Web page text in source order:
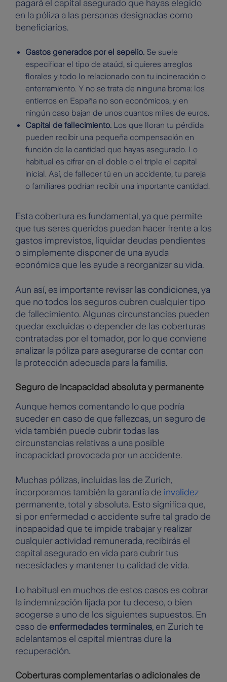
pagará el capital asegurado que hayas elegido
en la póliza a las personas designadas como
beneficiarios.
Gastos generados por el sepelio. Se suele
especificar el tipo de ataúd, si quieres arreglos
florales y todo lo relacionado con tu incineración o
enterramiento. Y no se trata de ninguna broma: los
entierros en España no son económicos, y en
ningún caso bajan de unos cuantos miles de euros.
Capital de fallecimiento. Los que lloran tu pérdida
pueden recibir una pequeña compensación en
función de la cantidad que hayas asegurado. Lo
habitual es cifrar en el doble o el triple el capital
inicial. Así, de fallecer tú en un accidente, tu pareja
o familiares podrían recibir una importante cantidad.
Esta cobertura es fundamental, ya que permite
que tus seres queridos puedan hacer frente a los
gastos imprevistos, liquidar deudas pendientes
o simplemente disponer de una ayuda
económica que les ayude a reorganizar su vida.
Aun así, es importante revisar las condiciones, ya
que no todos los seguros cubren cualquier tipo
de fallecimiento. Algunas circunstancias pueden
quedar excluidas o depender de las coberturas
contratadas por el tomador, por lo que conviene
analizar la póliza para asegurarse de contar con
la protección adecuada para la familia.
Seguro de incapacidad absoluta y permanente
Aunque hemos comentando lo que podría
suceder en caso de que fallezcas, un seguro de
vida también puede cubrir todas las
circunstancias relativas a una posible
incapacidad provocada por un accidente.
Muchas pólizas, incluidas las de Zurich,
incorporamos también la garantía de invalidez
permanente, total y absoluta. Esto significa que,
si por enfermedad o accidente sufre tal grado de
incapacidad que te impide trabajar y realizar
cualquier actividad remunerada, recibirás el
capital asegurado en vida para cubrir tus
necesidades y mantener tu calidad de vida.
Lo habitual en muchos de estos casos es cobrar
la indemnización fijada por tu deceso, o bien
acogerse a uno de los siguientes supuestos. En
caso de enfermedades terminales, en Zurich te
adelantamos el capital mientras dure la
recuperación.
Coberturas complementarias o adicionales de